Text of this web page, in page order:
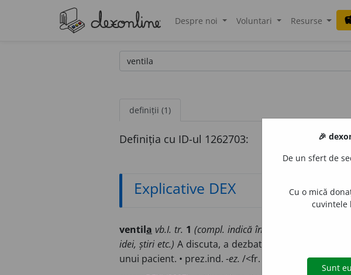
Despre noi Voluntari Resurse
definiții (1)
Definiția cu ID-ul 1262703:
Explicative DEX
ventila vb.I. tr. 1 (compl. indică încăperi închise sau
idei, știri etc.) A discuta, a dezbate, a supune
unui pacient. • prez.ind. -ez. /<fr. lat.
🎉
De un sfert de
Cu o mică
cuvintele